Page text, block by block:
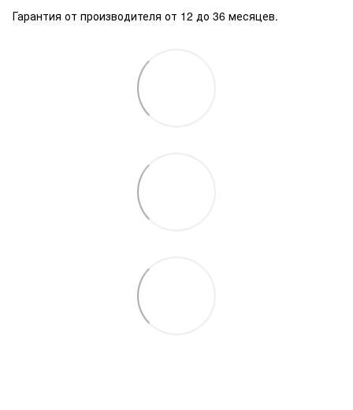
Гарантия от производителя от 12 до 36 месяцев.